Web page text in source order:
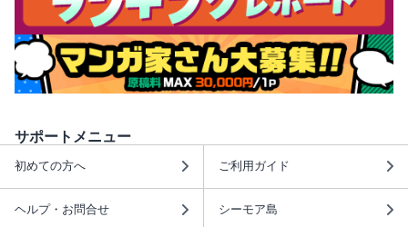
サポートメニュー
初めての方へ ご利用ガイド
ヘルプ・お問合せ シーモア島